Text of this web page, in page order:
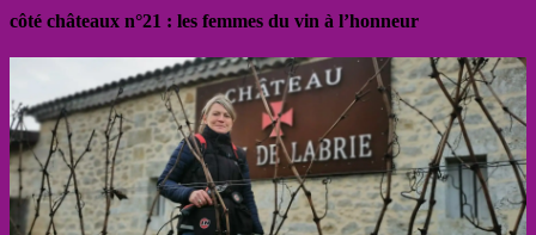
côté châteaux n°21 : les femmes du vin à l’honneur